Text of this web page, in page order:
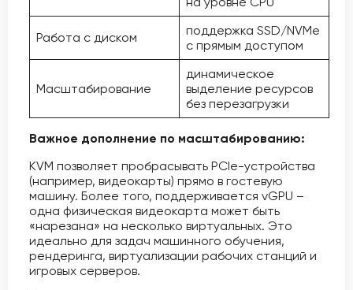
Работа с диском
поддержка SSD/NVMe
с прямым доступом
Масштабирование
динамическое
выделение ресурсов
без перезагрузки
Важное дополнение по масштабированию:
KVM позволяет пробрасывать PCIe-устройства
(например, видеокарты) прямо в гостевую
машину. Более того, поддерживается vGPU –
одна физическая видеокарта может быть
«нарезана» на несколько виртуальных. Это
идеально для задач машинного обучения,
рендеринга, виртуализации рабочих станций и
игровых серверов.